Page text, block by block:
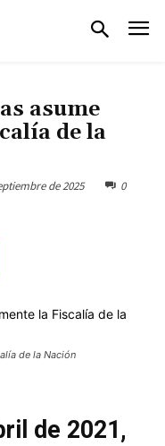
asume
de la
de 2025 0
de la Nación
de 2021,